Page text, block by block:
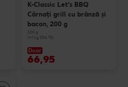
K-Classic Let's BBQ
Cârnaţi grill cu brânză și
bacon, 200 g
200 g
(=1 kg 334.75)
Doar
66,95